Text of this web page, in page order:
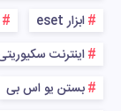
ابزار eset
اینترنت
بستن یو اس بی